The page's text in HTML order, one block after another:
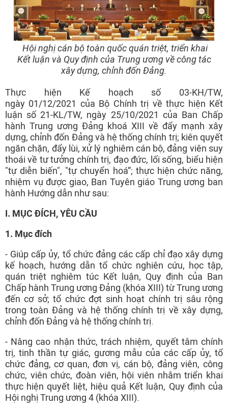
Hội nghị cán bộ toàn quốc quán triệt, triển khai
Kết luận và Quy định của Trung ương về công tác
xây dựng, chỉnh đốn Đảng.
Thực hiện Kế hoạch số 03-KH/TW,
ngày 01/12/2021 của Bộ Chính trị về thực hiện Kết
luận số 21-KL/TW, ngày 25/10/2021 của Ban Chấp
hành Trung ương Đảng khoá XIII về đẩy mạnh xây
dựng, chỉnh đốn Đảng và hệ thống chính trị; kiên quyết
ngăn chặn, đẩy lùi, xử lý nghiêm cán bộ, đảng viên suy
thoái về tư tưởng chính trị, đạo đức, lối sống, biểu hiện
"tự diễn biến", "tự chuyển hoá”; thực hiện chức năng,
nhiệm vụ được giao, Ban Tuyên giáo Trung ương ban
hành Hướng dẫn như sau:
I. MỤC ĐÍCH, YÊU CẦU
1. Mục đích
- Giúp cấp ủy, tổ chức đảng các cấp chỉ đạo xây dựng
kế hoạch, hướng dẫn tổ chức nghiên cứu, học tập,
quán triệt nghiêm túc Kết luận, Quy định của Ban
Chấp hành Trung ương Đảng (khóa XIII) từ Trung ương
đến cơ sở; tổ chức đợt sinh hoạt chính trị sâu rộng
trong toàn Đảng và hệ thống chính trị về xây dựng,
chỉnh đốn Đảng và hệ thống chính trị.
- Nâng cao nhận thức, trách nhiệm, quyết tâm chính
trị, tinh thần tự giác, gương mẫu của các cấp ủy, tổ
chức đảng, cơ quan, đơn vị, cán bộ, đảng viên, công
chức, viên chức, đoàn viên, hội viên nhằm triển khai
thực hiện quyết liệt, hiệu quả Kết luận, Quy định của
Hội nghị Trung ương 4 (khóa XIII).